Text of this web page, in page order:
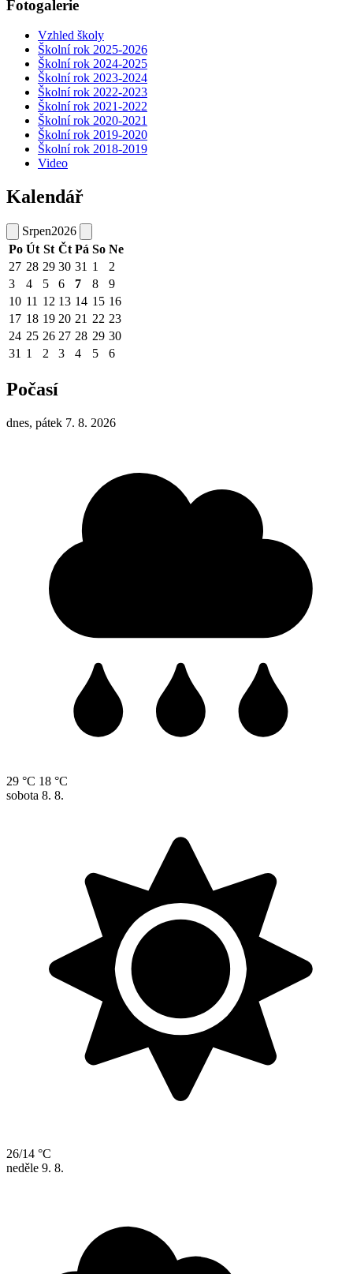
Fotogalerie
Vzhled školy
Školní rok 2025-2026
Školní rok 2024-2025
Školní rok 2023-2024
Školní rok 2022-2023
Školní rok 2021-2022
Školní rok 2020-2021
Školní rok 2019-2020
Školní rok 2018-2019
Video
Kalendář
Srpen2026
Po Út St Čt Pá So Ne
27 28 29 30 31 1
2
3
4 5 6 7 8
9
10 11 12 13 14 15 16
17 18 19 20 21 22 23
24 25 26 27 28 29 30
31 1 2 3 4 5 6
Počasí
dnes, pátek 7. 8. 2026
29 °C 18 °C
sobota 8. 8.
26/14 °C
neděle 9. 8.